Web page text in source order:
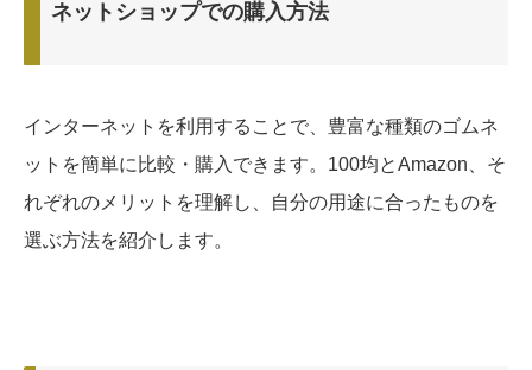
ネットショップでの購入方法
インターネットを利用することで、豊富な種類のゴムネ
ットを簡単に比較・購入できます。100均とAmazon、そ
れぞれのメリットを理解し、自分の用途に合ったものを
選ぶ方法を紹介します。